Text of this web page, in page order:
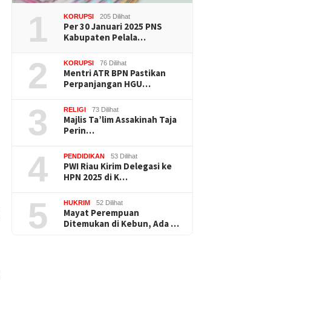
1 KORUPSI 205 Dilihat
Per 30 Januari 2025 PNS
Kabupaten Pelala…
2 KORUPSI 76 Dilihat
Mentri ATR BPN Pastikan
Perpanjangan HGU…
3 RELIGI 73 Dilihat
Majlis Ta’lim Assakinah Taja
Perin…
4 PENDIDIKAN 53 Dilihat
PWI Riau Kirim Delegasi ke
HPN 2025 di K…
5 HUKRIM 52 Dilihat
Mayat Perempuan
Ditemukan di Kebun, Ada …